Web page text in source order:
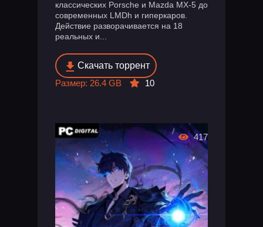
классических Porsche и Mazda MX-5 до
современных LMDh и гиперкаров.
Действие разворачивается на 18
реальных и...
Скачать торрент
Размер: 26.4 GB
10
417